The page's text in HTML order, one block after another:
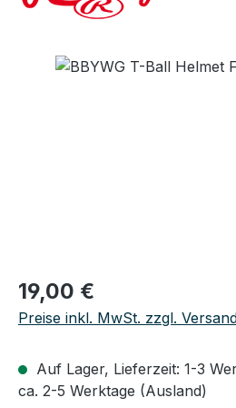
Bildergalerie überspringen
Regulärer Preis:
19,00 €
Preise inkl. MwSt. zzgl.
Auf Lager, Lieferzeit: 1-3
ca. 2-5 Werktage (Ausland)